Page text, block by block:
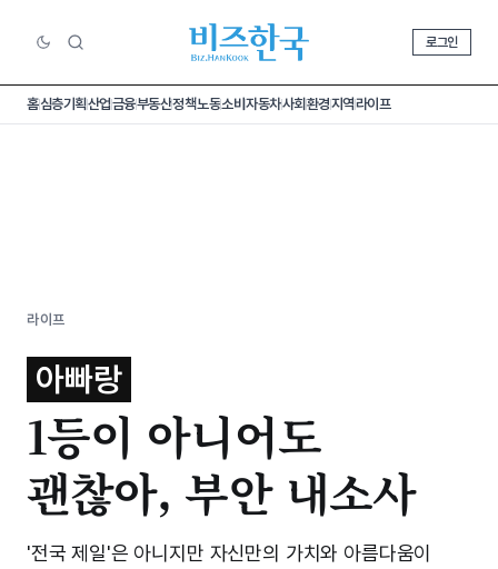
로그인
홈심층기획산업금융부동산정책노동소비 자동차사회환경지역라이프
라이프
아빠랑
1등이 아니어도
괜찮아, 부안 내소사
'전국 제일'은 아니지만 자신만의 가치와 아름다움이